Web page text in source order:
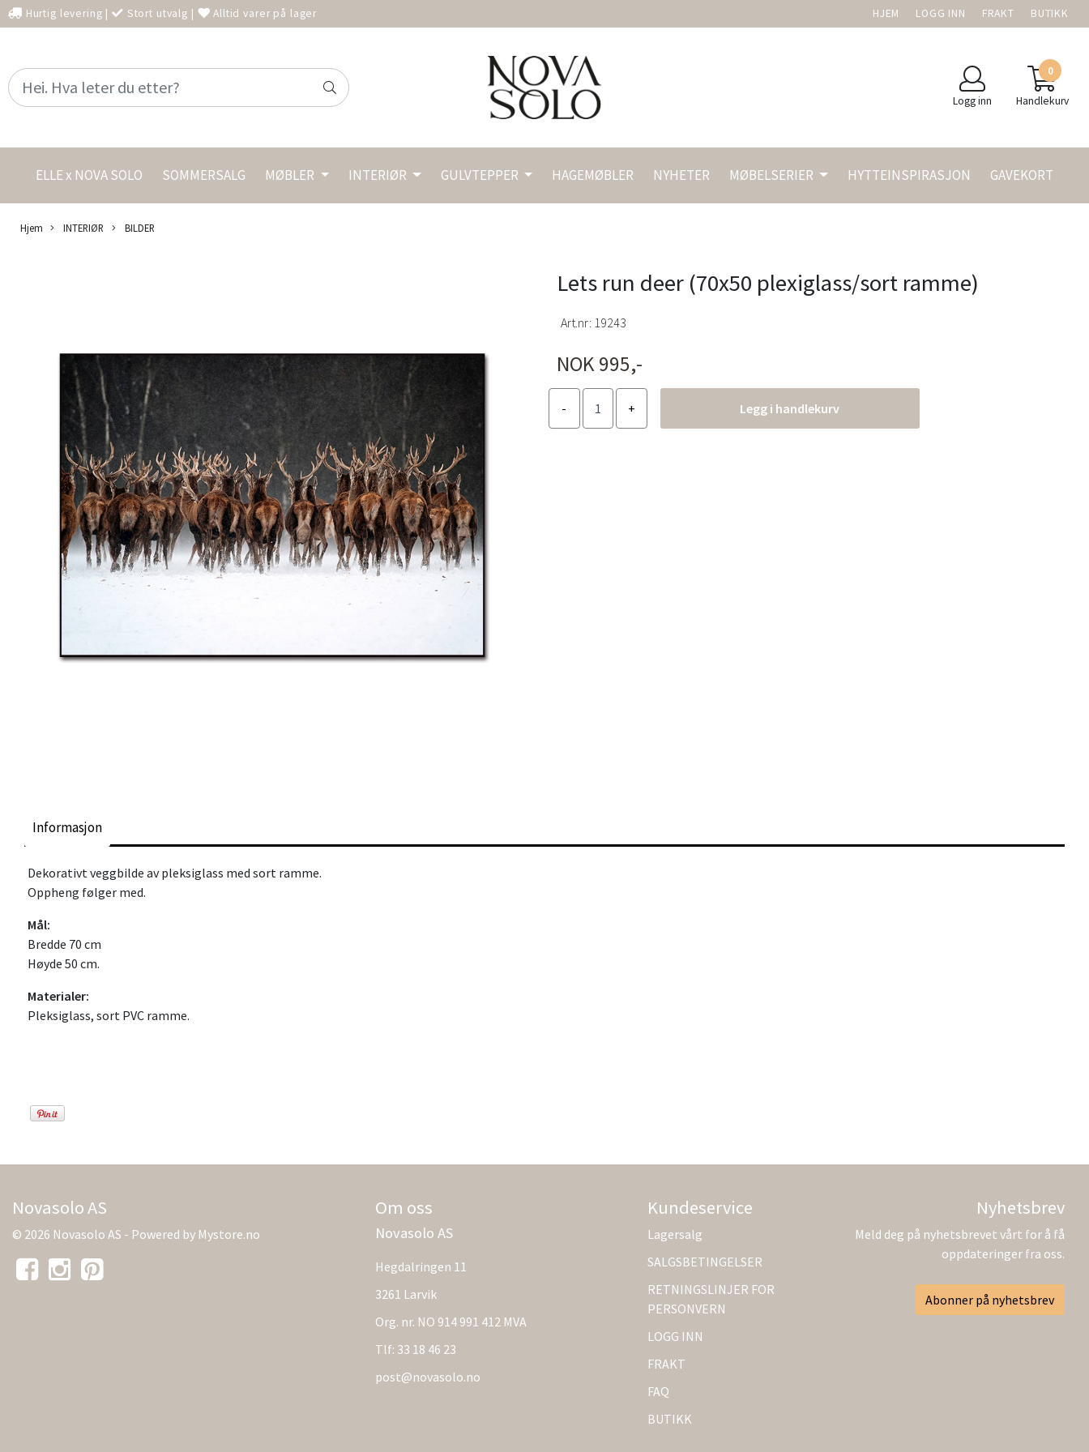
Hurtig levering | Stort utvalg | Alltid varer på lager HJEM LOGG INN FRAKT BUTIKK
Logg inn
0
Handlekurv
ELLE x NOVA SOLO SOMMERSALG MØBLER INTERIØR GULVTEPPER HAGEMØBLER NYHETER MØBELSERIER HYTTEINSPIRASJON GAVEKORT
Hjem INTERIØR BILDER
Lets run deer (70x50 plexiglass/sort ramme)
Art.nr: 19243
NOK 995,-
Legg i handlekurv
Informasjon
Dekorativt veggbilde av pleksiglass med sort ramme.
Oppheng følger med.
Mål:
Bredde 70 cm
Høyde 50 cm.
Materialer:
Pleksiglass, sort PVC ramme.
Novasolo AS
© 2026 Novasolo AS - Powered by Mystore.no
Om oss
Novasolo AS
Hegdalringen 11
3261 Larvik
Org. nr. NO 914 991 412 MVA
Tlf: 33 18 46 23
post@novasolo.no
Kundeservice
Lagersalg
SALGSBETINGELSER
RETNINGSLINJER FOR
PERSONVERN
LOGG INN
FRAKT
FAQ
BUTIKK
Nyhetsbrev
Meld deg på nyhetsbrevet vårt for å få
oppdateringer fra oss.
Abonner på nyhetsbrev